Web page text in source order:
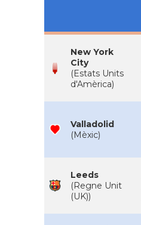
New York
City
(Estats Units
d'Amèrica)
Valladolid
(Mèxic)
Leeds
(Regne Unit
(UK))